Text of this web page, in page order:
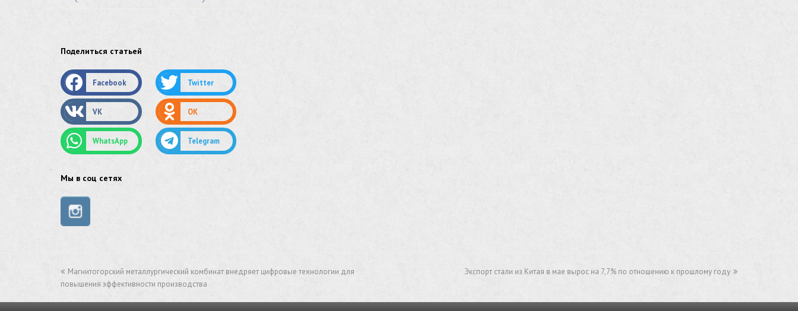
оцинкованный круг
оцинкованный лист
труба оцинкованная
труба нержавеющая
сетка нержавеющая
сетка оцинкованная
сетка из нержавеющей стали
Поделиться статьей
Facebook Twitter
VK OK
WhatsApp Telegram
Мы в соц сетях
Магнитогорский металлургический комбинат внедряет цифровые технологии для
повышения эффективности производства
Экспорт стали из Китая в мае вырос на 7,7% по отношению к прошлому году​